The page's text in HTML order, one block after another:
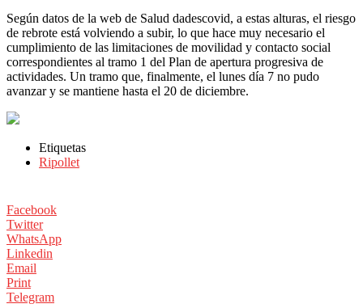
Según datos de la web de Salud dadescovid, a estas alturas, el riesgo
de rebrote está volviendo a subir, lo que hace muy necesario el
cumplimiento de las limitaciones de movilidad y contacto social
correspondientes al tramo 1 del Plan de apertura progresiva de
actividades. Un tramo que, finalmente, el lunes día 7 no pudo
avanzar y se mantiene hasta el 20 de diciembre.
Etiquetas
Ripollet
Facebook
Twitter
WhatsApp
Linkedin
Email
Print
Telegram